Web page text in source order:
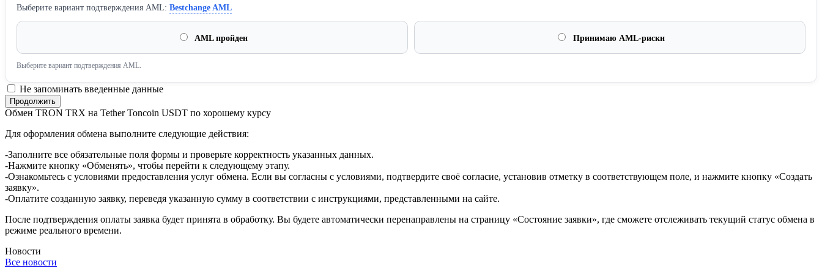
Выберите вариант подтверждения AML: Bestchange AML
AML пройден Принимаю AML-риски
Выберите вариант подтверждения AML.
Не запоминать введенные данные
Обмен TRON TRX на Tether Toncoin USDT по хорошему курсу
Для оформления обмена выполните следующие действия:
-Заполните все обязательные поля формы и проверьте корректность указанных данных.
-Нажмите кнопку «Обменять», чтобы перейти к следующему этапу.
-Ознакомьтесь с условиями предоставления услуг обмена. Если вы согласны с условиями, подтвердите своё согласие, установив отметку в соответствующем поле, и нажмите кнопку «Создать
заявку».
-Оплатите созданную заявку, переведя указанную сумму в соответствии с инструкциями, представленными на сайте.
После подтверждения оплаты заявка будет принята в обработку. Вы будете автоматически перенаправлены на страницу «Состояние заявки», где сможете отслеживать текущий статус обмена в
режиме реального времени.
Новости
Все новости